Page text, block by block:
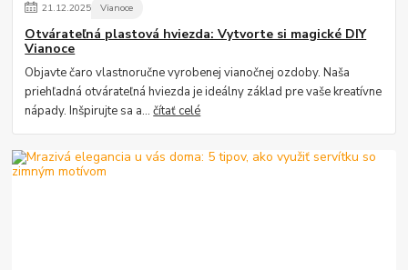
21.12.2025 Vianoce
Otvárateľná plastová hviezda: Vytvorte si magické DIY
Vianoce
Objavte čaro vlastnoručne vyrobenej vianočnej ozdoby. Naša
priehľadná otvárateľná hviezda je ideálny základ pre vaše kreatívne
nápady. Inšpirujte sa a...čítať celé